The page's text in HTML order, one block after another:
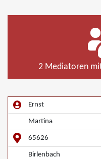
2 Mediatoren
Ernst
Martina
65626
Birlenbach